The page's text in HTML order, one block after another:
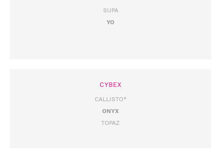
SUPA
YO
CYBEX
CALLISTO*
ONYX
TOPAZ